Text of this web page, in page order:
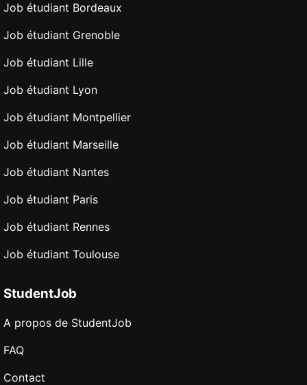
Job étudiant Bordeaux
Job étudiant Grenoble
Job étudiant Lille
Job étudiant Lyon
Job étudiant Montpellier
Job étudiant Marseille
Job étudiant Nantes
Job étudiant Paris
Job étudiant Rennes
Job étudiant Toulouse
StudentJob
A propos de StudentJob
FAQ
Contact